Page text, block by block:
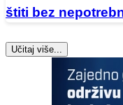
štiti bez
Učitaj više...